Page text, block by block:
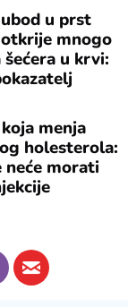
u prst
mnogo
u krvi:
menja
holesterola:
neće morati